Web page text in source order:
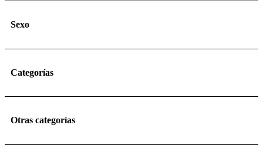
Sexo
Categorías
Otras categorías